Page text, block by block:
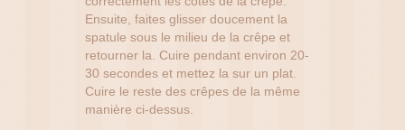
Ensuite, faites glisser doucement la
spatule sous le milieu de la crêpe et
retourner la. Cuire pendant environ 20-
30 secondes et mettez la sur un plat.
Cuire le reste des crêpes de la même
manière ci-dessus.